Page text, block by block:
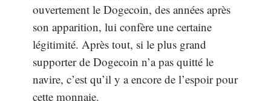
ouvertement le Dogecoin, des années après
son apparition, lui confère une certaine
légitimité. Après tout, si le plus grand
supporter de Dogecoin n’a pas quitté le
navire, c’est qu’il y a encore de l’espoir pour
cette monnaie.